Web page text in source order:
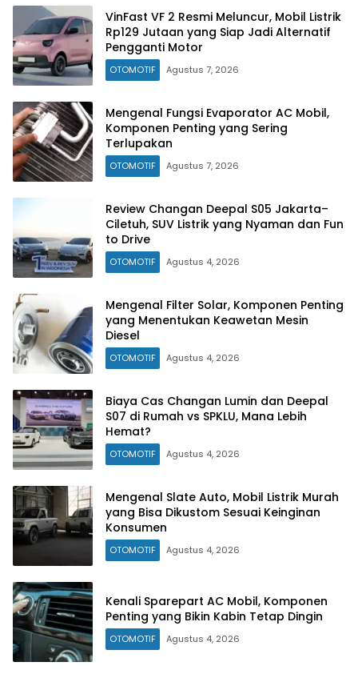
VinFast VF 2 Resmi Meluncur, Mobil Listrik
Rp129 Jutaan yang Siap Jadi Alternatif
Pengganti Motor
OTOMOTIF Agustus 7, 2026
Mengenal Fungsi Evaporator AC Mobil,
Komponen Penting yang Sering
Terlupakan
OTOMOTIF Agustus 7, 2026
Review Changan Deepal S05 Jakarta–
Ciletuh, SUV Listrik yang Nyaman dan Fun
to Drive
OTOMOTIF Agustus 4, 2026
Mengenal Filter Solar, Komponen Penting
yang Menentukan Keawetan Mesin
Diesel
OTOMOTIF Agustus 4, 2026
Biaya Cas Changan Lumin dan Deepal
S07 di Rumah vs SPKLU, Mana Lebih
Hemat?
OTOMOTIF Agustus 4, 2026
Mengenal Slate Auto, Mobil Listrik Murah
yang Bisa Dikustom Sesuai Keinginan
Konsumen
OTOMOTIF Agustus 4, 2026
Kenali Sparepart AC Mobil, Komponen
Penting yang Bikin Kabin Tetap Dingin
OTOMOTIF Agustus 4, 2026